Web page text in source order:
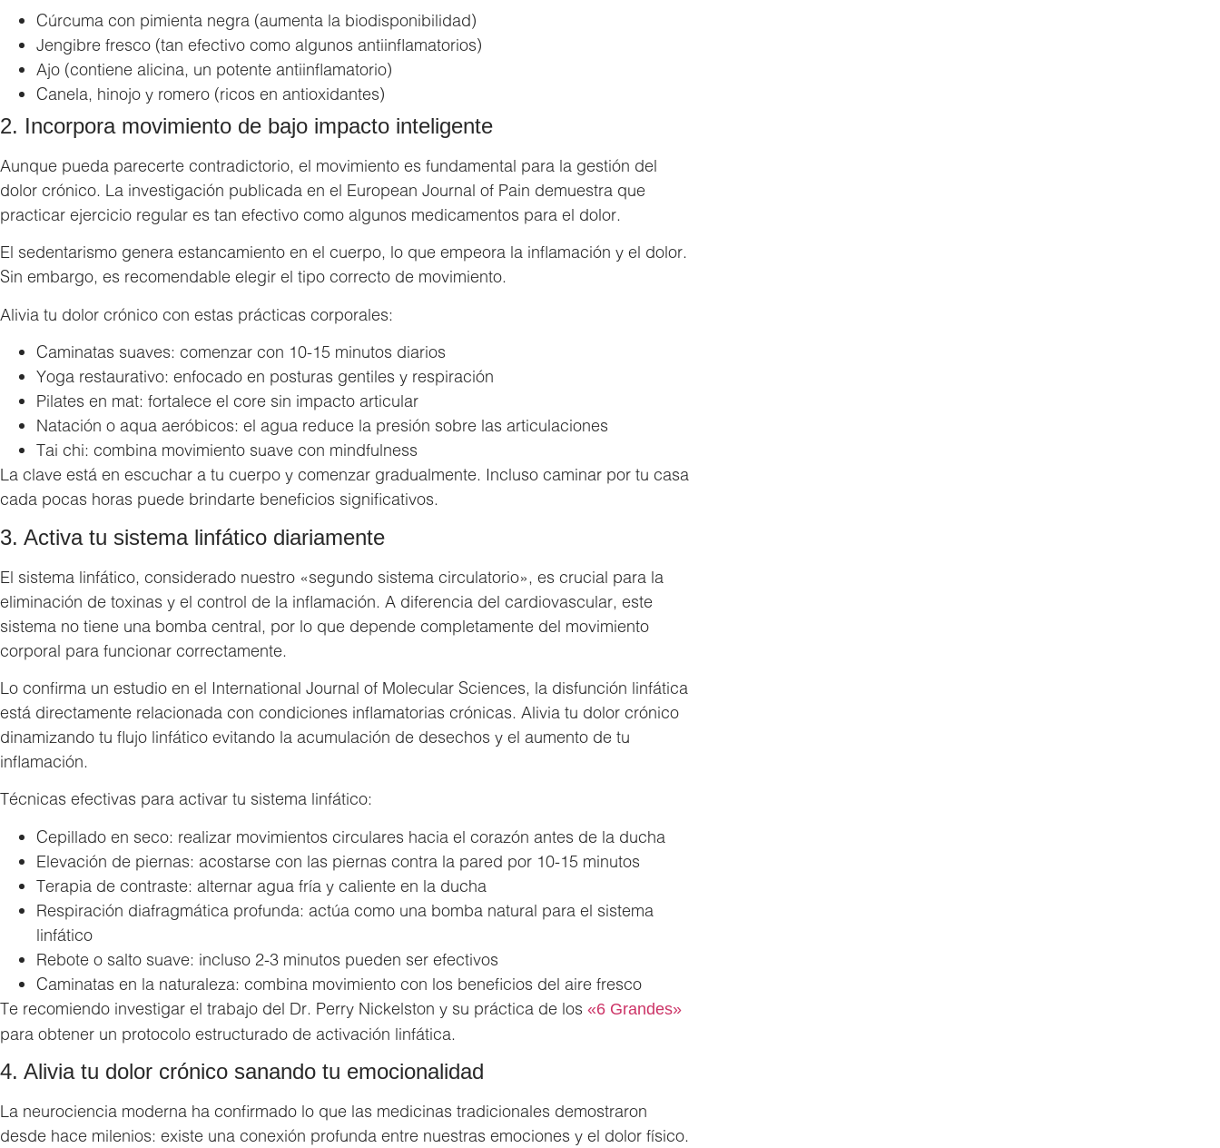
Cúrcuma con pimienta negra (aumenta la biodisponibilidad)
Jengibre fresco (tan efectivo como algunos antiinflamatorios)
Ajo (contiene alicina, un potente antiinflamatorio)
Canela, hinojo y romero (ricos en antioxidantes)
2. Incorpora movimiento de bajo impacto inteligente
Aunque pueda parecerte contradictorio, el movimiento es fundamental para la gestión del
dolor crónico. La investigación publicada en el European Journal of Pain demuestra que
practicar ejercicio regular es tan efectivo como algunos medicamentos para el dolor.
El sedentarismo genera estancamiento en el cuerpo, lo que empeora la inflamación y el dolor.
Sin embargo, es recomendable elegir el tipo correcto de movimiento.
Alivia tu dolor crónico con estas prácticas corporales:
Caminatas suaves: comenzar con 10-15 minutos diarios
Yoga restaurativo: enfocado en posturas gentiles y respiración
Pilates en mat: fortalece el core sin impacto articular
Natación o aqua aeróbicos: el agua reduce la presión sobre las articulaciones
Tai chi: combina movimiento suave con mindfulness
La clave está en escuchar a tu cuerpo y comenzar gradualmente. Incluso caminar por tu casa
cada pocas horas puede brindarte beneficios significativos.
3. Activa tu sistema linfático diariamente
El sistema linfático, considerado nuestro «segundo sistema circulatorio», es crucial para la
eliminación de toxinas y el control de la inflamación. A diferencia del cardiovascular, este
sistema no tiene una bomba central, por lo que depende completamente del movimiento
corporal para funcionar correctamente.
Lo confirma un estudio en el International Journal of Molecular Sciences, la disfunción linfática
está directamente relacionada con condiciones inflamatorias crónicas. Alivia tu dolor crónico
dinamizando tu flujo linfático evitando la acumulación de desechos y el aumento de tu
inflamación.
Técnicas efectivas para activar tu sistema linfático:
Cepillado en seco: realizar movimientos circulares hacia el corazón antes de la ducha
Elevación de piernas: acostarse con las piernas contra la pared por 10-15 minutos
Terapia de contraste: alternar agua fría y caliente en la ducha
Respiración diafragmática profunda: actúa como una bomba natural para el sistema
linfático
Rebote o salto suave: incluso 2-3 minutos pueden ser efectivos
Caminatas en la naturaleza: combina movimiento con los beneficios del aire fresco
Te recomiendo investigar el trabajo del Dr. Perry Nickelston y su práctica de los «6 Grandes»
para obtener un protocolo estructurado de activación linfática.
4. Alivia tu dolor crónico sanando tu emocionalidad
La neurociencia moderna ha confirmado lo que las medicinas tradicionales demostraron
desde hace milenios: existe una conexión profunda entre nuestras emociones y el dolor físico.